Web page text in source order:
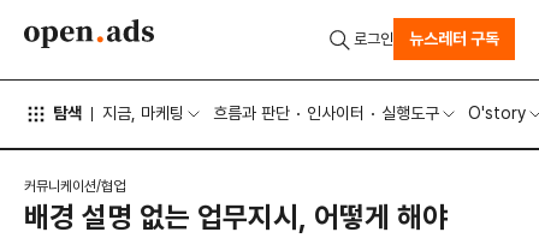
탐색 지금, 마케팅 흐름과 판단 인사이터 실행도구 O'story
로그인 뉴스레터 구독
커뮤니케이션/협업
배경 설명 없는 업무지시, 어떻게 해야